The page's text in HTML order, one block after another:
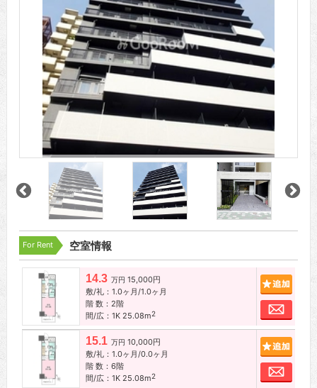
For Rent 空室情報
14.3 万円 15,000円
敷/礼：1.0ヶ月/1.0ヶ月
階 数：2階
間/広：1K 25.08m2
お問
15.1 万円 10,000円
敷/礼：1.0ヶ月/0.0ヶ月
階 数：6階
間/広：1K 25.08m2
お問